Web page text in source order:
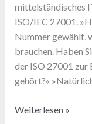
mittelständisches
ISO/IEC 27001.
Nummer gewählt,
brauchen. Haben
der ISO 27001 zur
gehört?«
Klimawandel
Weiterlesen »